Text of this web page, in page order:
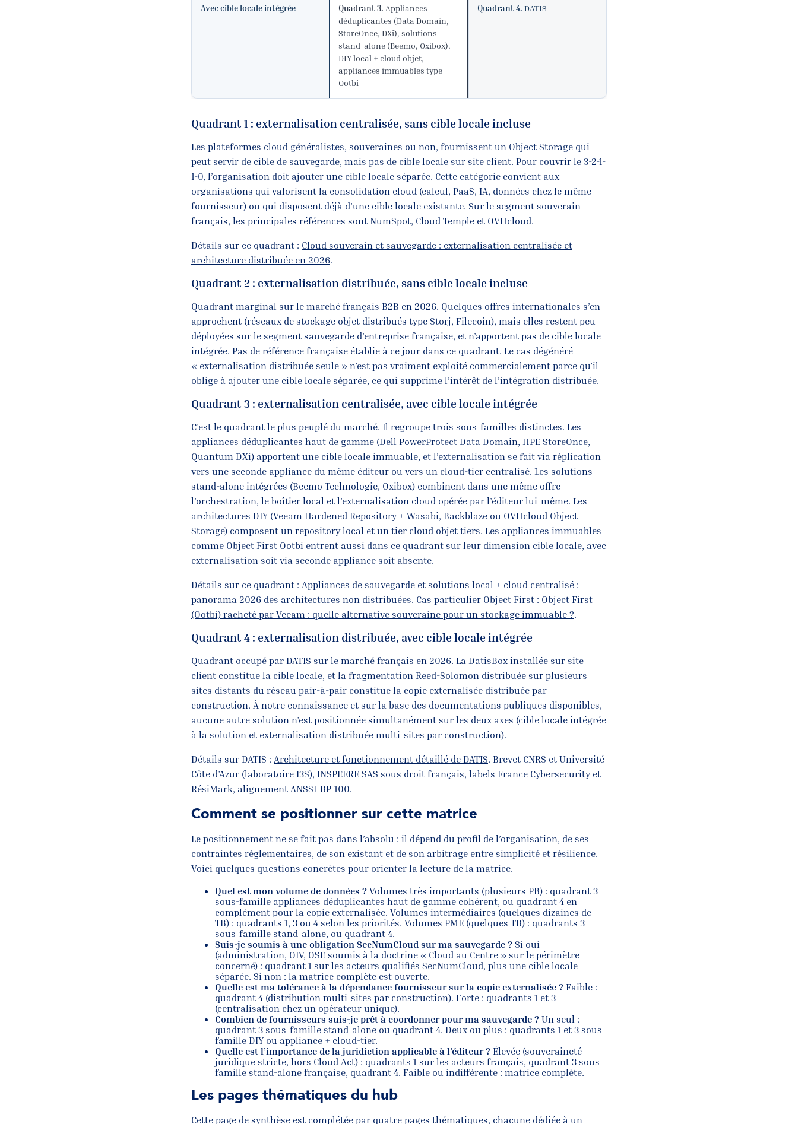
Avec cible locale intégrée Quadrant 3. Appliances
déduplicantes (Data Domain,
StoreOnce, DXi), solutions
stand-alone (Beemo, Oxibox),
DIY local + cloud objet,
appliances immuables type
Ootbi
Quadrant 4. DATIS
Quadrant 1 : externalisation centralisée, sans cible locale incluse
Les plateformes cloud généralistes, souveraines ou non, fournissent un Object Storage qui
peut servir de cible de sauvegarde, mais pas de cible locale sur site client. Pour couvrir le 3-2-1-
1-0, l’organisation doit ajouter une cible locale séparée. Cette catégorie convient aux
organisations qui valorisent la consolidation cloud (calcul, PaaS, IA, données chez le même
fournisseur) ou qui disposent déjà d’une cible locale existante. Sur le segment souverain
français, les principales références sont NumSpot, Cloud Temple et OVHcloud.
Détails sur ce quadrant : Cloud souverain et sauvegarde : externalisation centralisée et
architecture distribuée en 2026.
Quadrant 2 : externalisation distribuée, sans cible locale incluse
Quadrant marginal sur le marché français B2B en 2026. Quelques offres internationales s’en
approchent (réseaux de stockage objet distribués type Storj, Filecoin), mais elles restent peu
déployées sur le segment sauvegarde d’entreprise française, et n’apportent pas de cible locale
intégrée. Pas de référence française établie à ce jour dans ce quadrant. Le cas dégénéré
« externalisation distribuée seule » n’est pas vraiment exploité commercialement parce qu’il
oblige à ajouter une cible locale séparée, ce qui supprime l’intérêt de l’intégration distribuée.
Quadrant 3 : externalisation centralisée, avec cible locale intégrée
C’est le quadrant le plus peuplé du marché. Il regroupe trois sous-familles distinctes. Les
appliances déduplicantes haut de gamme (Dell PowerProtect Data Domain, HPE StoreOnce,
Quantum DXi) apportent une cible locale immuable, et l’externalisation se fait via réplication
vers une seconde appliance du même éditeur ou vers un cloud-tier centralisé. Les solutions
stand-alone intégrées (Beemo Technologie, Oxibox) combinent dans une même offre
l’orchestration, le boîtier local et l’externalisation cloud opérée par l’éditeur lui-même. Les
architectures DIY (Veeam Hardened Repository + Wasabi, Backblaze ou OVHcloud Object
Storage) composent un repository local et un tier cloud objet tiers. Les appliances immuables
comme Object First Ootbi entrent aussi dans ce quadrant sur leur dimension cible locale, avec
externalisation soit via seconde appliance soit absente.
Détails sur ce quadrant : Appliances de sauvegarde et solutions local + cloud centralisé :
panorama 2026 des architectures non distribuées. Cas particulier Object First : Object First
(Ootbi) racheté par Veeam : quelle alternative souveraine pour un stockage immuable ?.
Quadrant 4 : externalisation distribuée, avec cible locale intégrée
Quadrant occupé par DATIS sur le marché français en 2026. La DatisBox installée sur site
client constitue la cible locale, et la fragmentation Reed-Solomon distribuée sur plusieurs
sites distants du réseau pair-à-pair constitue la copie externalisée distribuée par
construction. À notre connaissance et sur la base des documentations publiques disponibles,
aucune autre solution n’est positionnée simultanément sur les deux axes (cible locale intégrée
à la solution et externalisation distribuée multi-sites par construction).
Détails sur DATIS : Architecture et fonctionnement détaillé de DATIS. Brevet CNRS et Université
Côte d’Azur (laboratoire I3S), INSPEERE SAS sous droit français, labels France Cybersecurity et
RésiMark, alignement ANSSI-BP-100.
Comment se positionner sur cette matrice
Le positionnement ne se fait pas dans l’absolu : il dépend du profil de l’organisation, de ses
contraintes réglementaires, de son existant et de son arbitrage entre simplicité et résilience.
Voici quelques questions concrètes pour orienter la lecture de la matrice.
Quel est mon volume de données ? Volumes très importants (plusieurs PB) : quadrant 3
sous-famille appliances déduplicantes haut de gamme cohérent, ou quadrant 4 en
complément pour la copie externalisée. Volumes intermédiaires (quelques dizaines de
TB) : quadrants 1, 3 ou 4 selon les priorités. Volumes PME (quelques TB) : quadrants 3
sous-famille stand-alone, ou quadrant 4.
Suis-je soumis à une obligation SecNumCloud sur ma sauvegarde ? Si oui
(administration, OIV, OSE soumis à la doctrine « Cloud au Centre » sur le périmètre
concerné) : quadrant 1 sur les acteurs qualifiés SecNumCloud, plus une cible locale
séparée. Si non : la matrice complète est ouverte.
Quelle est ma tolérance à la dépendance fournisseur sur la copie externalisée ? Faible :
quadrant 4 (distribution multi-sites par construction). Forte : quadrants 1 et 3
(centralisation chez un opérateur unique).
Combien de fournisseurs suis-je prêt à coordonner pour ma sauvegarde ? Un seul :
quadrant 3 sous-famille stand-alone ou quadrant 4. Deux ou plus : quadrants 1 et 3 sous-
famille DIY ou appliance + cloud-tier.
Quelle est l’importance de la juridiction applicable à l’éditeur ? Élevée (souveraineté
juridique stricte, hors Cloud Act) : quadrants 1 sur les acteurs français, quadrant 3 sous-
famille stand-alone française, quadrant 4. Faible ou indifférente : matrice complète.
Les pages thématiques du hub
Cette page de synthèse est complétée par quatre pages thématiques, chacune dédiée à un